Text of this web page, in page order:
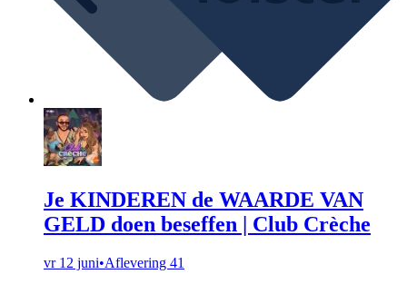
Je KINDEREN de WAARDE VAN
GELD doen beseffen | Club Crèche
vr 12 juni•Aflevering 41